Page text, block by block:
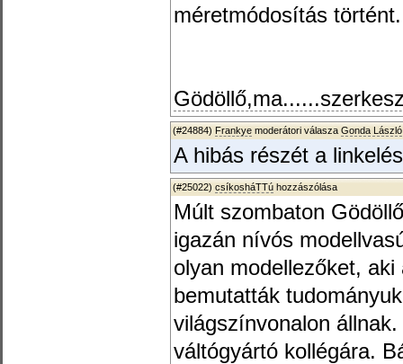
méretmódosítás történt.
(#24884) Frankye moderátori válasza Gonda László
A hibás részét a
(#25022) csíkosháTTú hozzászólása
Múlt szombaton
igazán nívós
olyan modellezőket,
bemutatták
világszínvonalon
váltógyártó kollégára.